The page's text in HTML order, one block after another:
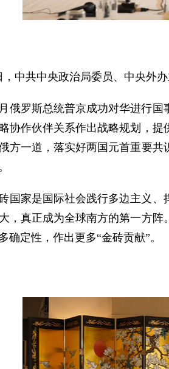
，中共中央政治局委员、中央外
俄罗斯总统普京成功对华进行
协作伙伴关系作出战略规划，
方一道，落实好两国元首重要
国家是国际社会践行多边主义
，真正成为全球南方的第一方
确定性，作出更多“金砖贡献”。